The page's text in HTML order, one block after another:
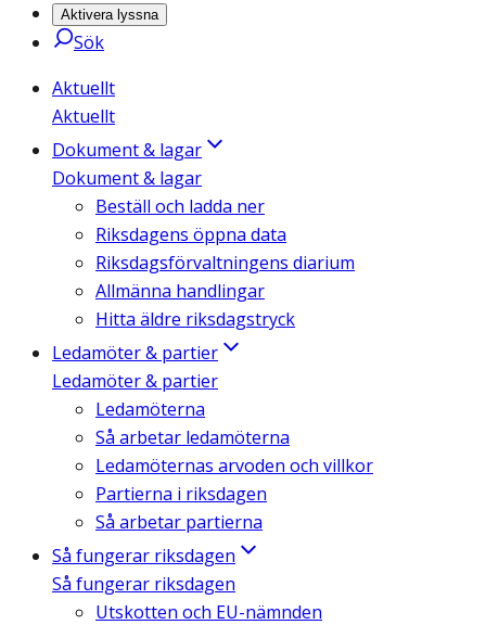
Aktivera lyssna
Sök
Aktuellt
Aktuellt
Dokument & lagar
Dokument & lagar
Beställ och ladda ner
Riksdagens öppna data
Riksdagsförvaltningens diarium
Allmänna handlingar
Hitta äldre riksdagstryck
Ledamöter & partier
Ledamöter & partier
Ledamöterna
Så arbetar ledamöterna
Ledamöternas arvoden och villkor
Partierna i riksdagen
Så arbetar partierna
Så fungerar riksdagen
Så fungerar riksdagen
Utskotten och EU-nämnden